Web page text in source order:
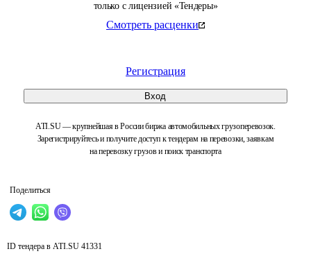
только с лицензией «Тендеры»
Смотреть расценки
Регистрация
Вход
ATI.SU — крупнейшая в России биржа автомобильных грузоперевозок.
Зарегистрируйтесь и получите доступ к тендерам на перевозки, заявкам
на перевозку грузов и поиск транспорта
Поделиться
ID тендера в ATI.SU 41331